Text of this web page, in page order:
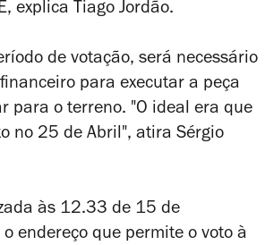
explica Tiago Jordão.
de votação, será necessário
para executar a peça
para o terreno. "O ideal era que
no 25 de Abril", atira Sérgio
às 12.33 de 15 de
endereço que permite o voto à